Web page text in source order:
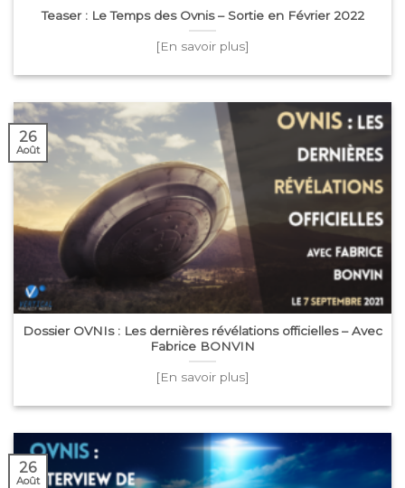
[En savoir plus]
Dossier OVNIs : Les dernières révélations officielles – Avec
Fabrice BONVIN
[En savoir plus]
26
Août
26
Août